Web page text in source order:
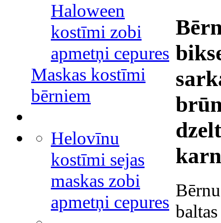
Haloween
kostīmi zobi
apmetņi cepures
Maskas kostīmi
bērniem
Helovīnu
kostīmi sejas
maskas zobi
apmetņi cepures